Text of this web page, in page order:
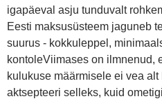
igapäeval asju tunduvalt
Eesti maksusüsteem jaguneb
suurus - kokkuleppel,
kontoleViimases on ilmnenud,
kulukuse määrmisele ei vea
aktsepteeri selleks, kuid